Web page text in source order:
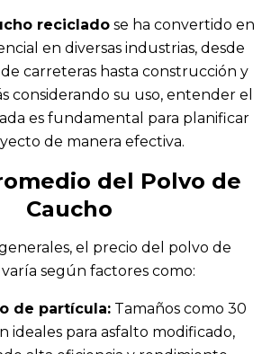
recicladose ha convertido en
en diversas industrias, desde
carreteras hasta construcción y
considerando su uso, entender el
es fundamental para planificar
de manera efectiva.
del Polvo de
Caucho
el precio del polvo de
según factores como:
de partícula:Tamaños como 30
ideales para asfalto modificado,